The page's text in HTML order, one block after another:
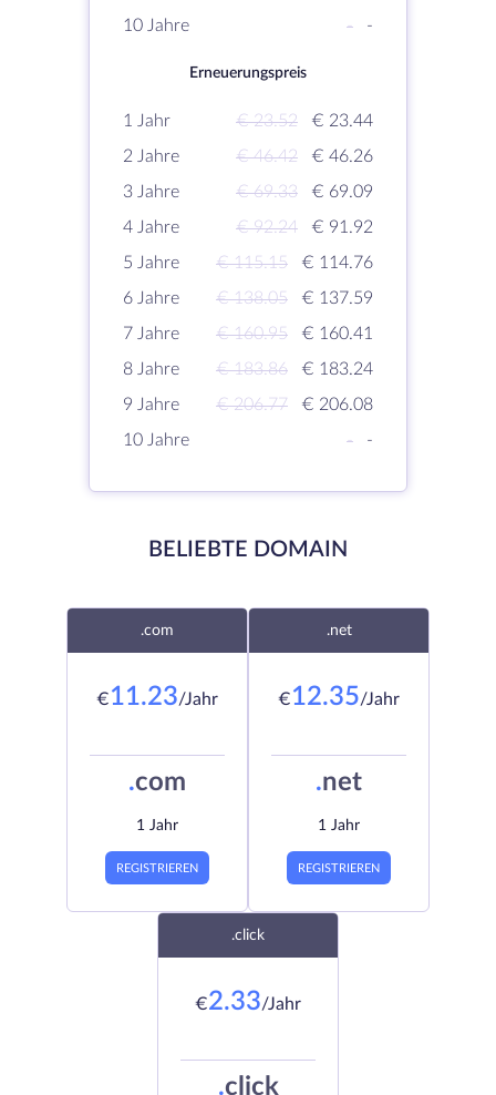
10 Jahre
- -
Erneuerungspreis
1 Jahr € 23.52
€ 23.44
2 Jahre
€ 46.42
€ 46.26
3 Jahre
€ 69.33
€ 69.09
4 Jahre
€ 92.24
€ 91.92
5 Jahre
€ 115.15
€ 114.76
6 Jahre
€ 138.05
€ 137.59
7 Jahre
€ 160.95
€ 160.41
8 Jahre
€ 183.86
€ 183.24
9 Jahre
€ 206.77
€ 206.08
10 Jahre
- -
BELIEBTE DOMAIN
.com
€11.23/Jahr
.com
1 Jahr
REGISTRIEREN
.net
€12.35/Jahr
.net
1 Jahr
REGISTRIEREN
.click
€2.33/Jahr
.click